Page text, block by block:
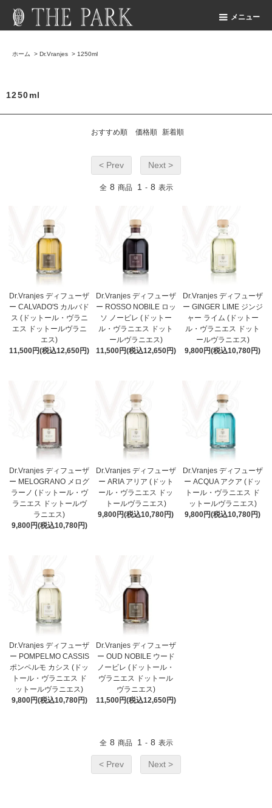
メニュー
ホーム > Dr.Vranjes > 1250ml
1250ml
おすすめ順 価格順 新着順
< Prev Next >
全 8 商品 1 - 8 表示
Dr.Vranjes ディフューザ
ー CALVADO'S カルバド
ス (ドットール・ヴラニ
エス ドットールヴラニ
エス)
11,500円(税込12,650円)
Dr.Vranjes ディフューザ
ー ROSSO NOBILE ロッ
ソ ノービレ (ドットー
ル・ヴラニエス ドット
ールヴラニエス)
11,500円(税込12,650円)
Dr.Vranjes ディフューザ
ー GINGER LIME ジンジ
ャー ライム (ドットー
ル・ヴラニエス ドット
ールヴラニエス)
9,800円(税込10,780円)
Dr.Vranjes ディフューザ
ー MELOGRANO メログ
ラーノ (ドットール・ヴ
ラニエス ドットールヴ
ラニエス)
9,800円(税込10,780円)
Dr.Vranjes ディフューザ
ー ARIA アリア (ドット
ール・ヴラニエス ドッ
トールヴラニエス)
9,800円(税込10,780円)
Dr.Vranjes ディフューザ
ー ACQUA アクア (ドッ
トール・ヴラニエス ド
ットールヴラニエス)
9,800円(税込10,780円)
Dr.Vranjes ディフューザ
ー POMPELMO CASSIS
ポンペルモ カシス (ドッ
トール・ヴラニエス ド
ットールヴラニエス)
9,800円(税込10,780円)
Dr.Vranjes ディフューザ
ー OUD NOBILE ウード
ノービレ (ドットール・
ヴラニエス ドットール
ヴラニエス)
11,500円(税込12,650円)
全 8 商品 1 - 8 表示
< Prev Next >